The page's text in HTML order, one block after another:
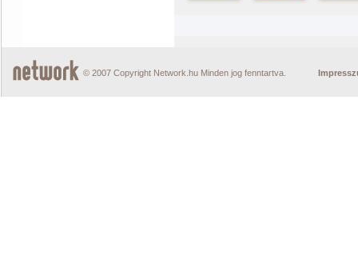
© 2007 Copyright Network.hu Minden jog fenntartva.